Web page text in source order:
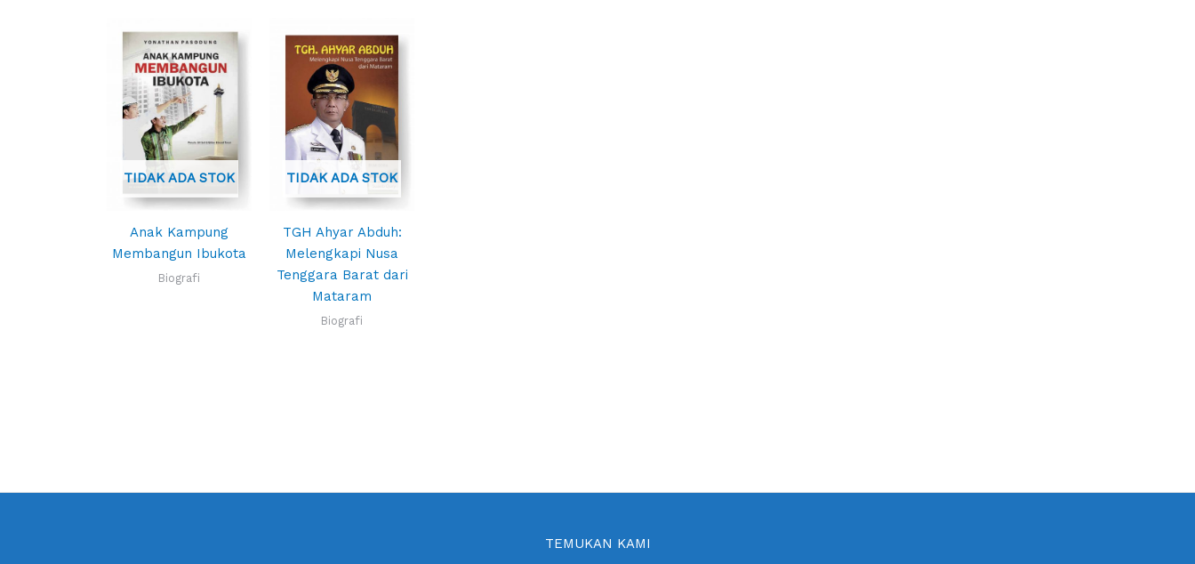
TIDAK ADA STOK
Anak Kampung
Membangun Ibukota
Biografi
TIDAK ADA STOK
TGH Ahyar Abduh:
Melengkapi Nusa
Tenggara Barat dari
Mataram
Biografi
TEMUKAN KAMI